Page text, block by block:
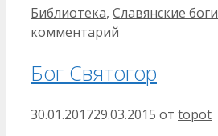
Рубрики
Библиотека, Славянские боги
комментарий
Бог Святогор
30.01.201729.03.2015 от topot